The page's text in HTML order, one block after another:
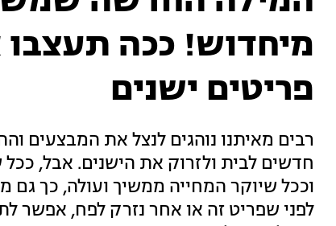
מיחדוש! ככה
פריטים ישנים
רבים מאיתנו נוהגים לנצל את המבצעים
חדשים לבית ולזרוק את הישנים. אבל,
וככל שיוקר המחייה ממשיך ועולה, כך
לפני שפריט זה או אחר נזרק לפח, אפשר